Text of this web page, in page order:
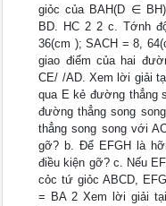
giỏc của BAH(D ∈
BD. HC 2 2 c. Tớnh
36(cm ); SACH = 8,
giao điểm của hai
CE/ /AD. Xem lời giải
qua E kẻ đường thẳng
đường thẳng song
thẳng song song với
gỡ? b. Để EFGH là
điều kiện gỡ? c. Nếu
cỏc tứ giỏc ABCD,
= BA 2 Xem lời giải